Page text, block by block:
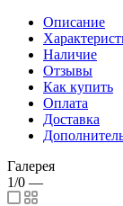
Описание
Наличие
Отзывы
Как купить
Оплата
Доставка
Галерея
1/0 —